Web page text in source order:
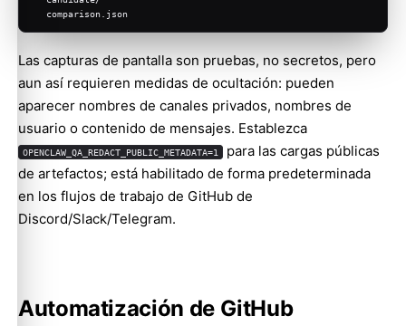
  comparison.json
Las capturas de pantalla son pruebas, no secretos, pero
aun así requieren medidas de ocultación: pueden
aparecer nombres de canales privados, nombres de
usuario o contenido de mensajes. Establezca
OPENCLAW_QA_REDACT_PUBLIC_METADATA=1 para las cargas públicas
de artefactos; está habilitado de forma predeterminada
en los flujos de trabajo de GitHub de
Discord/Slack/Telegram.
Automatización de GitHub